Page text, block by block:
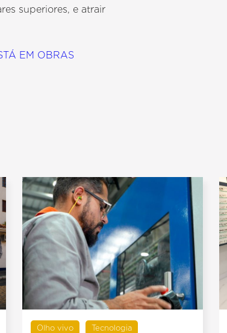
superiores, e atrair
EM OBRAS
Olho vivo Tecnologia